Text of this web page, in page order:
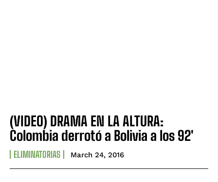
(VIDEO) DRAMA EN LA ALTURA:
Colombia derrotó a Bolivia a los 92'
ELIMINATORIAS March 24, 2016